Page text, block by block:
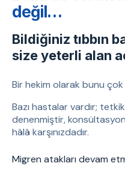
değil…
Bildiğiniz tıbbın
size yeterli alan
Bir hekim olarak bunu çok
Bazı hastalar vardır;
denenmiştir,
hâlâ karşınızdadır.
Migren atakları devam